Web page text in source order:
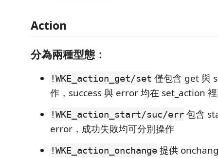
Action
分為兩種型態：
!WKE_action_get/set 僅包含 get 與
作，success 與 error 均在 set_action
!WKE_action_start/suc/err 包含
error，成功失敗均可分別操作
!WKE_action_onchange 提供